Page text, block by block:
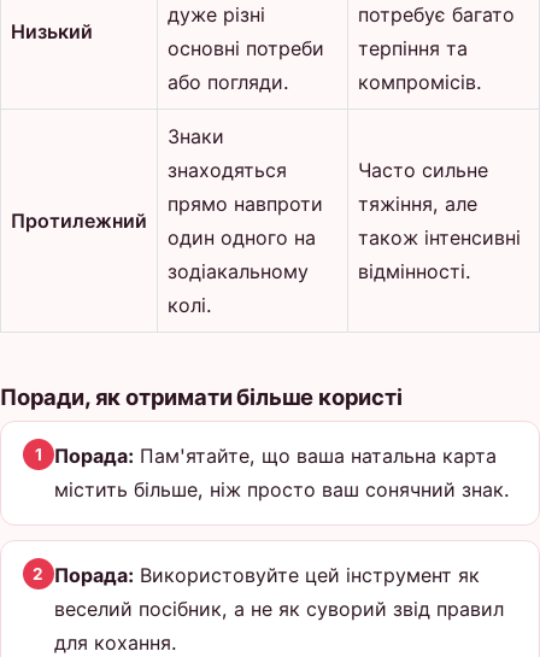
Низький
дуже різні
основні потреби
або погляди.
потребує багато
терпіння та
компромісів.
Протилежний
Знаки
знаходяться
прямо навпроти
один одного на
зодіакальному
колі.
Часто сильне
тяжіння, але
також інтенсивні
відмінності.
Поради, як отримати більше користі
1 Порада: Пам'ятайте, що ваша натальна карта
містить більше, ніж просто ваш сонячний знак.
2 Порада: Використовуйте цей інструмент як
веселий посібник, а не як суворий звід правил
для кохання.